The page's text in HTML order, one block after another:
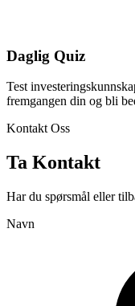
Daglig Quiz
Test
fremgangen din og bli
Kontakt Oss
Ta Kontakt
Har du spørsmål eller
Navn